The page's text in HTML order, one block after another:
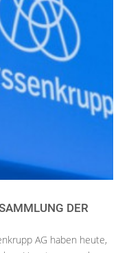
DER T
AG haben heute,